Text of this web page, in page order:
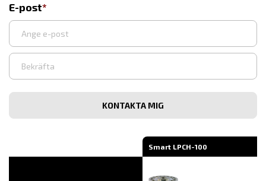
E-post
Ange
e-
Bekräfta
post
Smart LPCH-100